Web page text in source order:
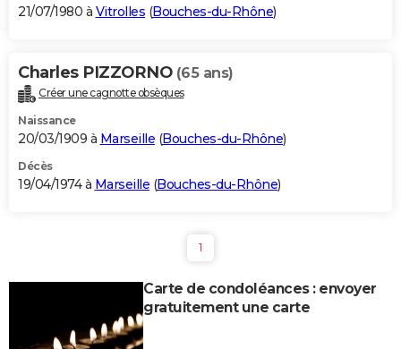
21/07/1980 à Vitrolles (Bouches-du-Rhône)
Charles PIZZORNO (65 ans)
Créer une cagnotte obsèques
Naissance
20/03/1909 à Marseille (Bouches-du-Rhône)
Décès
19/04/1974 à Marseille (Bouches-du-Rhône)
1
Carte de condoléances : envoyer
gratuitement une carte